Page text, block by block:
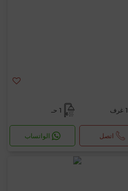
1 غرف 1 حـ
اتصل الواتساب